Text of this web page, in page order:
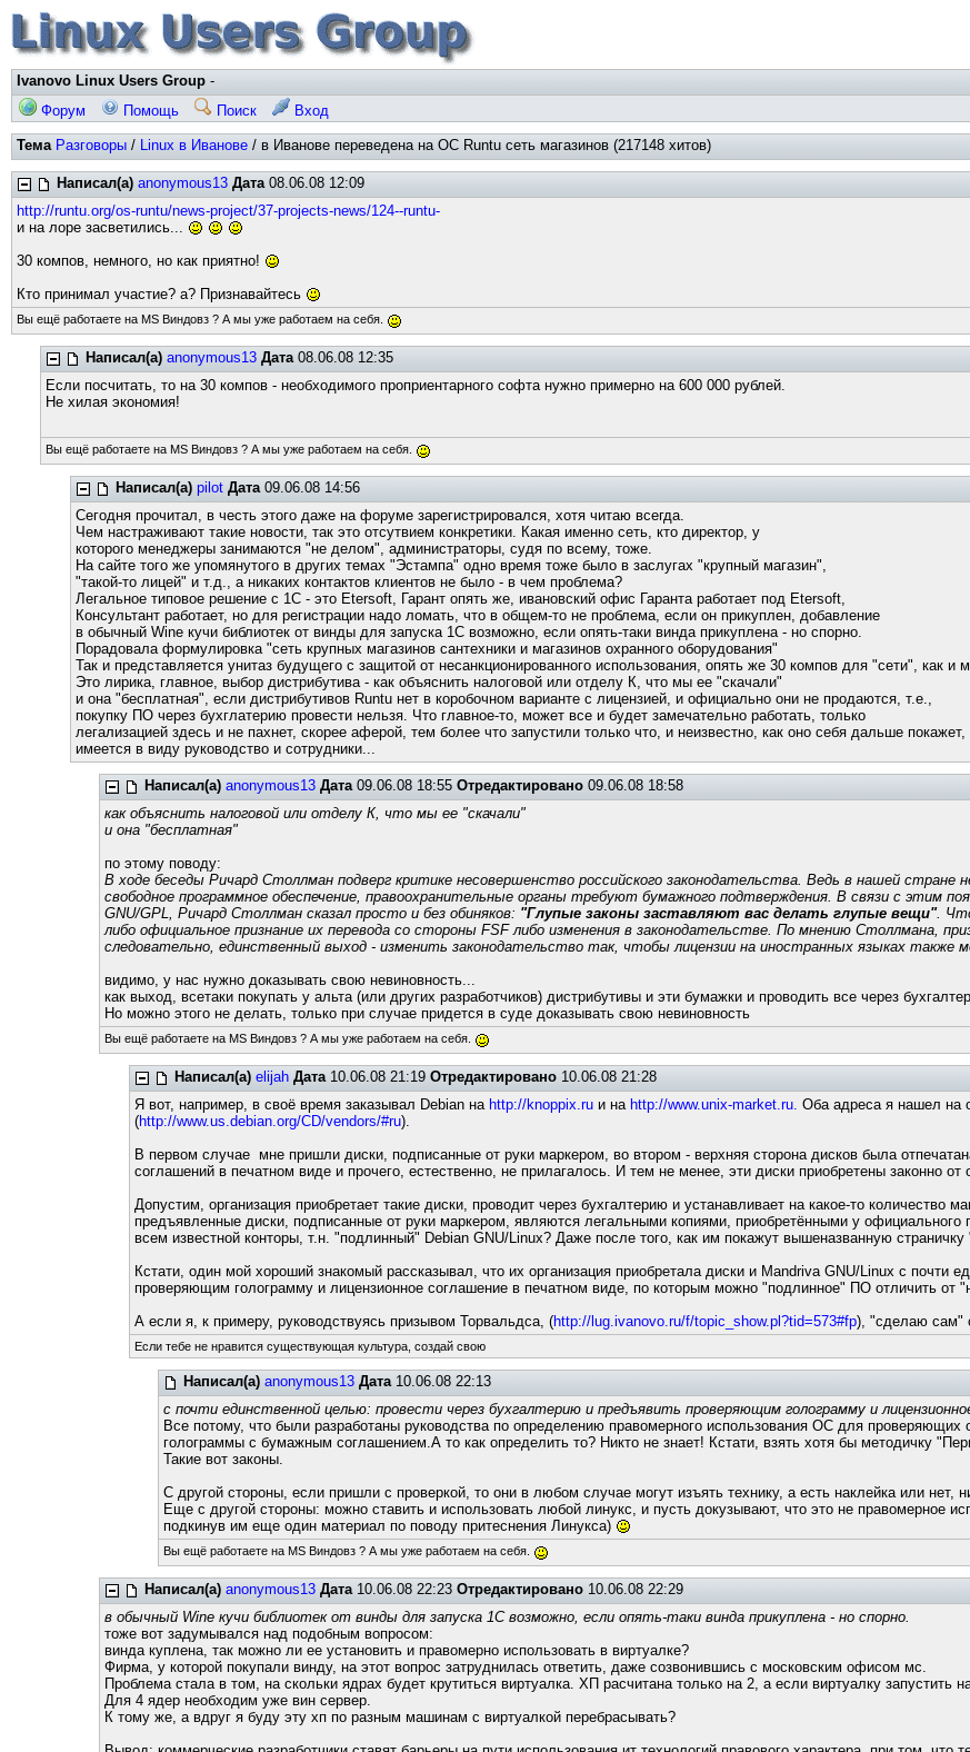
Ivanovo Linux Users Group -
Форум
Помощь Поиск Вход
Тема Разговоры / Linux в Иванове / в Иванове переведена на ОС Runtu сеть магазинов (217148 хитов)
Написал(а) anonymous13 Дата08.06.08 12:09
http://runtu.org/os-runtu/news-project/37-projects-news/124--runtu-
и на лоре засветились...
30 компов, немного, но как приятно!
Кто принимал участие? а? Признавайтесь
Вы ещё работаете на MS Виндовз ? А мы уже работаем на себя.
Написал(а) anonymous13 Дата08.06.08 12:35
Если посчитать, то на 30 компов - необходимого проприентарного софта нужно примерно на 600 000 рублей.
Не хилая экономия!
Вы ещё работаете на MS Виндовз ? А мы уже работаем на себя.
Написал(а) pilot Дата09.06.08 14:56
Сегодня прочитал, в честь этого даже на форуме зарегистрировался, хотя читаю всегда.
Чем настраживают такие новости, так это отсутвием конкретики. Какая именно сеть, кто директор, у
которого менеджеры занимаются "не делом", администраторы, судя по всему, тоже.
На сайте того же упомянутого в других темах "Эстампа" одно время тоже было в заслугах "крупный магазин",
"такой-то лицей" и т.д., а никаких контактов клиентов не было - в чем проблема?
Легальное типовое решение с 1С - это Etersoft, Гарант опять же, ивановский офис Гаранта работает под Etersoft,
Консультант работает, но для регистрации надо ломать, что в общем-то не проблема, если он прикуплен, добавление
в обычный Wine кучи библиотек от винды для запуска 1С возможно, если опять-таки винда прикуплена - но спорно.
Порадовала формулировка "сеть крупных магазинов сантехники и магазинов охранного оборудования"
Так и представляется унитаз будущего с защитой от несанкционированного использования, опять же 30 компов для "сети", как и
Это лирика, главное, выбор дистрибутива - как объяснить налоговой или отделу К, что мы ее "скачали"
и она "бесплатная", если дистрибутивов Runtu нет в коробочном варианте с лицензией, и официально они не продаются, т.е.,
покупку ПО через бухглатерию провести нельзя. Что главное-то, может все и будет замечательно работать, только
легализацией здесь и не пахнет, скорее аферой, тем более что запустили только что, и неизвестно, как оно себя дальше покажет,
имеется в виду руководство и сотрудники...
Написал(а) anonymous13 Дата09.06.08 18:55Отредактировано 09.06.08 18:58
как объяснить налоговой или отделу К, что мы ее "скачали"
и она "бесплатная"
по этому поводу:
В ходе беседы Ричард Столлман подверг критике несовершенство российского законодательства. Ведь в нашей стране
свободное программное обеспечение, правоохранительные органы требуют бумажного подтверждения. В связи с этим
GNU/GPL, Ричард Столлман сказал просто и без обиняков: "Глупые законы заставляют вас делать глупые вещи".
либо официальное признание их перевода со стороны FSF либо изменения в законодательстве. По мнению Столлмана,
следовательно, единственный выход - изменить законодательство так, чтобы лицензии на иностранных языках также
видимо, у нас нужно доказывать свою невиновность...
как выход, всетаки покупать у альта (или других разработчиков) дистрибутивы и эти бумажки и проводить все через
Но можно этого не делать, только при случае придется в суде доказывать свою невиновность
Вы ещё работаете на MS Виндовз ? А мы уже работаем на себя.
Написал(а) elijah Дата10.06.08 21:19 Отредактировано10.06.08 21:28
Я вот, например, в своё время заказывал Debian на http://knoppix.ruи на http://www.unix-market.ru. Оба адреса я нашел на
(http://www.us.debian.org/CD/vendors/#ru).
В первом случае мне пришли диски, подписанные от руки маркером, во втором - верхняя сторона дисков была
соглашений в печатном виде и прочего, естественно, не прилагалось. И тем не менее, эти диски приобретены законно
Допустим, организация приобретает такие диски, проводит через бухгалтерию и устанавливает на какое-то
предъявленные диски, подписанные от руки маркером, являются легальными копиями, приобретёнными у
всем известной конторы, т.н. "подлинный" Debian GNU/Linux? Даже после того, как им покажут вышеназванную
Кстати, один мой хороший знакомый рассказывал, что их организация приобретала диски и Mandriva GNU/Linux с почти
проверяющим голограмму и лицензионное соглашение в печатном виде, по которым можно "подлинное" ПО отличить от
А если я, к примеру, руководствуясь призывом Торвальдса, (http://lug.ivanovo.ru/f/topic_show.pl?tid=573#fp), "сделаю сам"
Если тебе не нравится существующая культура, создай свою
Написал(а) anonymous13 Дата10.06.08 22:13
с почти единственной целью: провести через бухгалтерию и предъявить проверяющим голограмму и
Все потому, что были разработаны руководства по определению правомерного использования ОС для проверяющих
голограммы с бумажным соглашением.А то как определить то? Никто не знает! Кстати, взять хотя бы методичку
Такие вот законы.
С другой стороны, если пришли с проверкой, то они в любом случае могут изъять технику, а есть наклейка или нет,
Еще с другой стороны: можно ставить и использовать любой линукс, и пусть докузывают, что это не правомерное
подкинув им еще один материал по поводу притеснения Линукса)
Вы ещё работаете на MS Виндовз ? А мы уже работаем на себя.
Написал(а) anonymous13 Дата10.06.08 22:23Отредактировано 10.06.08 22:29
в обычный Wine кучи библиотек от винды для запуска 1С возможно, если опять-таки винда прикуплена - но спорно.
тоже вот задумывался над подобным вопросом:
винда куплена, так можно ли ее установить и правомерно использовать в виртуалке?
Фирма, у которой покупали винду, на этот вопрос затруднилась ответить, даже созвонившись с московским офисом мс.
Проблема стала в том, на скольки ядрах будет крутиться виртуалка. ХП расчитана только на 2, а если виртуалку запустить
Для 4 ядер необходим уже вин сервер.
К тому же, а вдруг я буду эту хп по разным машинам с виртуалкой перебрасывать?